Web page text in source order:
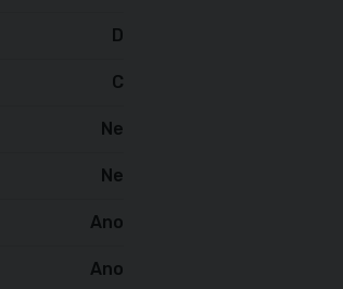
D
C
Ne
Ne
Ano
Ano